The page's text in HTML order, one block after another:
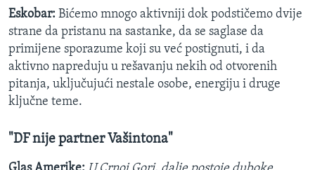
Eskobar: Bićemo mnogo aktivniji dok podstičemo dvije
strane da pristanu na sastanke, da se saglase da
primijene sporazume koji su već postignuti, i da
aktivno napreduju u rešavanju nekih od otvorenih
pitanja, uključujući nestale osobe, energiju i druge
ključne teme.
"DF nije partner Vašintona"